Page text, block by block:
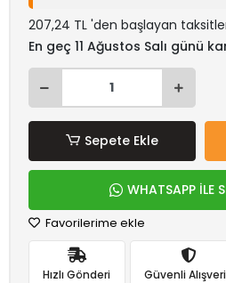
207,24 TL 'den başlayan
En geç 11 Ağustos Salı günü
Sepete Ekle
WHATSAPP İLE
Favorilerime ekle
Hızlı Gönderi Güvenli